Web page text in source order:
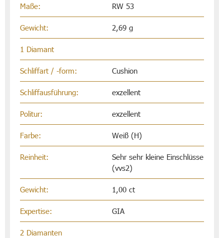
Maße: RW 53
Gewicht: 2,69 g
1 Diamant
Schliffart / -form: Cushion
Schliffausführung: exzellent
Politur: exzellent
Farbe: Weiß (H)
Reinheit:
Sehr sehr kleine Einschlüsse
(vvs2)
Gewicht: 1,00 ct
Expertise: GIA
2 Diamanten